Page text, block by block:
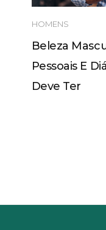
HOMENS
Beleza
Pessoais E
Deve Ter